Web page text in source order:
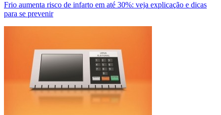
Frio aumenta risco de infarto em até 30%: veja explicação e dicas
para se prevenir